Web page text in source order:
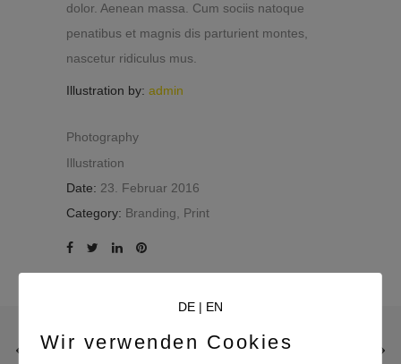
dolor. Aenean massa. Cum sociis natoque
penatibus et magnis dis parturient montes,
nascetur ridiculus mus.
Illustration by: admin
Photography
Illustration
Date: 23. Februar 2016
Category: Branding, Print
DE| EN
Wir verwenden Cookies